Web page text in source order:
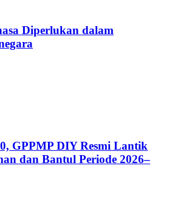
Diperlukan dalam
GPPMP DIY Resmi Lantik
dan Bantul Periode 2026–